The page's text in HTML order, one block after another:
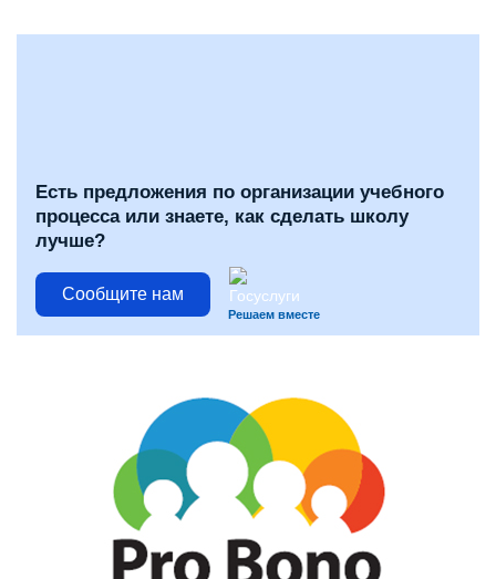
Есть предложения по организации учебного
процесса или знаете, как сделать школу
лучше?
Сообщите нам
Решаем вместе